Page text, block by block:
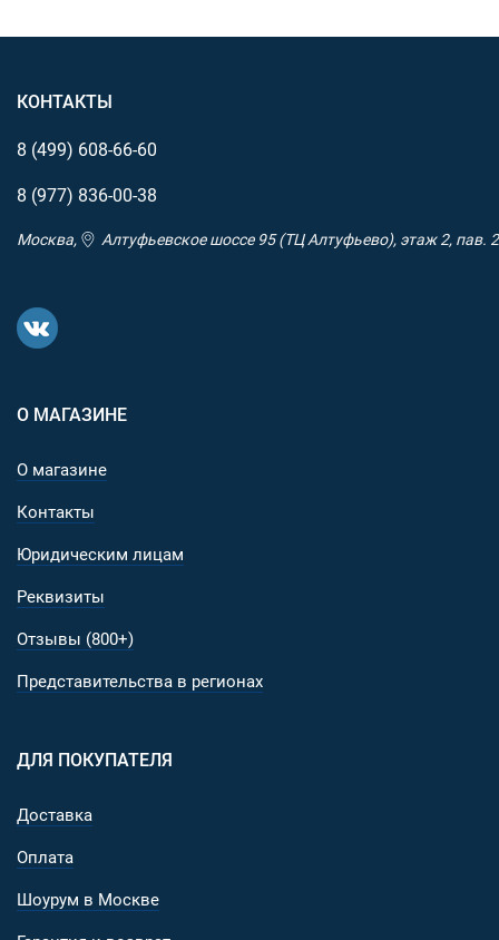
КОНТАКТЫ
8 (499) 608-66-60
8 (977) 836-00-38
Москва, Алтуфьевское шоссе 95 (ТЦ Алтуфьево), этаж 2, пав. 2
О МАГАЗИНЕ
О магазине
Контакты
Юридическим лицам
Реквизиты
Отзывы (800+)
Представительства в регионах
ДЛЯ ПОКУПАТЕЛЯ
Доставка
Оплата
Шоурум в Москве